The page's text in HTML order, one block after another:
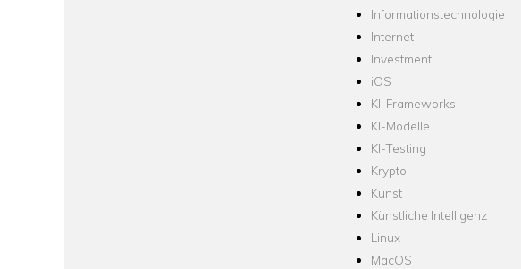
Informationstechnologie
Internet
Investment
iOS
KI-Frameworks
KI-Modelle
KI-Testing
Krypto
Kunst
Künstliche Intelligenz
Linux
MacOS